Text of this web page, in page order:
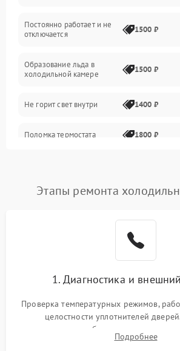
Постоянно работает и не
отключается
1500 ₽
Образование льда в
холодильной камере
1500 ₽
Не горит свет внутри 1400 ₽
Поломка термостата 1800 ₽
Поломка системы No Frost 2600 ₽
работе
2000 ₽
1000 ₽
Этапы ремонта
1. Диагностика и
Проверка температурных режимов,
целостности уплотнителей
сопротивления обмоток мотора,
считывание кодов ошибок с
Подробнее